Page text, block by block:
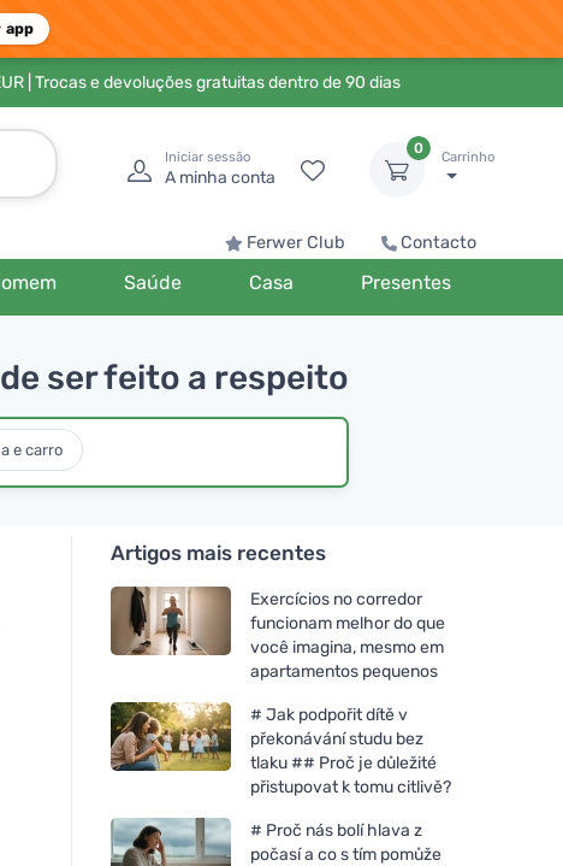
app
| Trocas e devoluções gratuitas dentro de 90 dias
Iniciar sessão
A minha conta
0
Carrinho
Ferwer Club Contacto
Saúde Casa Presentes
ser feito a respeito
e carro
Artigos mais recentes
Exercícios no corredor
funcionam melhor do que
você imagina, mesmo em
apartamentos pequenos
# Jak podpořit dítě v
překonávání studu bez
tlaku ## Proč je důležité
přistupovat k tomu citlivě?
# Proč nás bolí hlava z
počasí a co s tím pomůže